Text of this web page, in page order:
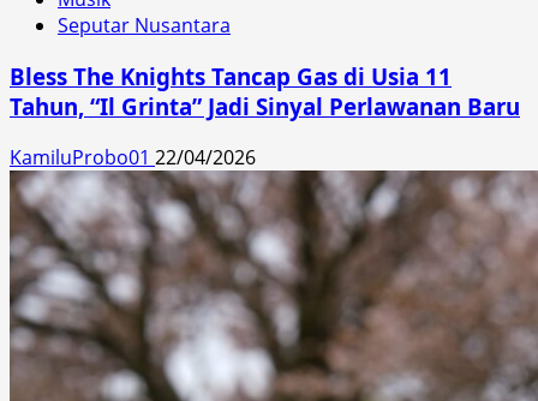
Seputar Nusantara
Bless The Knights Tancap Gas di Usia 11
Tahun, “Il Grinta” Jadi Sinyal Perlawanan Baru
KamiluProbo01 22/04/2026